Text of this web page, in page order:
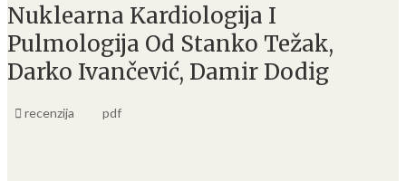
Nuklearna Kardiologija I
Pulmologija Od Stanko Težak,
Darko Ivančević, Damir Dodig
recenzija pdf